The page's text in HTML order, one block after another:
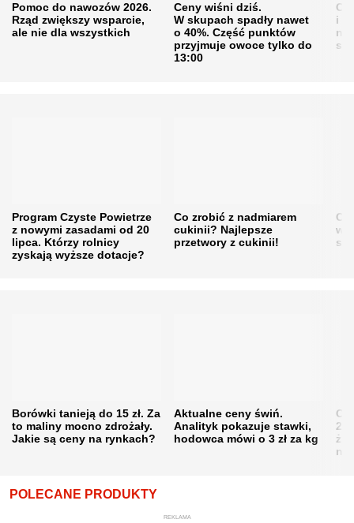
Pomoc do nawozów 2026.
Rząd zwiększy wsparcie,
ale nie dla wszystkich
Ceny wiśni dziś.
W skupach spadły nawet
o 40%. Część punktów
przyjmuje owoce tylko do
13:00
i
Program Czyste Powietrze
z nowymi zasadami od 20
lipca. Którzy rolnicy
zyskają wyższe dotacje?
Co zrobić z nadmiarem
cukinii? Najlepsze
przetwory z cukinii!
w
Borówki tanieją do 15 zł. Za
to maliny mocno zdrożały.
Jakie są ceny na rynkach?
Aktualne ceny świń.
Analityk pokazuje stawki,
hodowca mówi o 3 zł za kg
POLECANE PRODUKTY
REKLAMA